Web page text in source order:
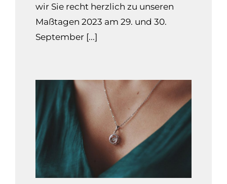
wir Sie recht herzlich zu unseren
Maßtagen 2023 am 29. und 30.
September [...]